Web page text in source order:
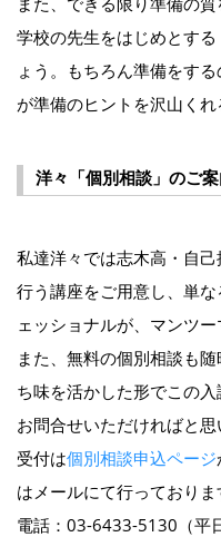
学校の先生をはじめとす
ょう。もちろん準備をす
が準備のヒントを沢山くれ
洋々「個別相談」のご
私達洋々では志木高・自
行う講座をご用意し、単
ェッショナルが、マンツ
また、無料の個別相談も
ち味を活かした形でこの
お問合せいただければと思
受付は個別相談申込ページ
はメールにて行っておりま
電話：03-6433-5130（平